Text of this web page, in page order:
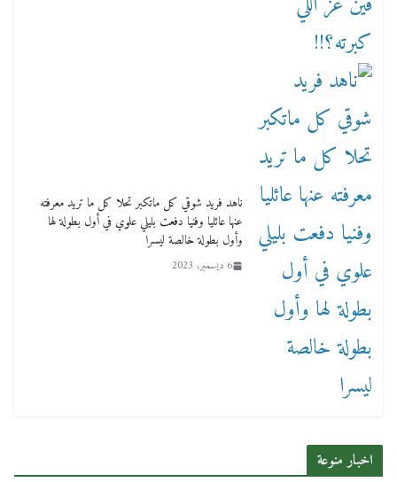
ناهد فريد شوقي كل ماتكبر تحلا كل ما تريد معرفته
عنها عائليا وفنيا دفعت بليلي علوي في أول بطولة لها
وأول بطولة خالصة ليسرا
6 ديسمبر، 2023
اخبار منوعة